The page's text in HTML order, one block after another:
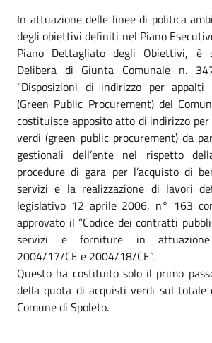
In attuazione delle linee di politica
degli obiettivi definiti nel Piano
Piano Dettagliato degli Obiettivi, è
Delibera di Giunta Comunale n.
“Disposizioni di indirizzo per
(Green Public Procurement) del
costituisce apposito atto di indirizzo
verdi (green public procurement) da
gestionali dell’ente nel rispetto
procedure di gara per l’acquisto di
servizi e la realizzazione di lavori
legislativo 12 aprile 2006, n° 163
approvato il “Codice dei contratti
servizi e forniture in
2004/17/CE e 2004/18/CE”.
Questo ha costituito solo il primo
della quota di acquisti verdi sul totale
Comune di Spoleto.